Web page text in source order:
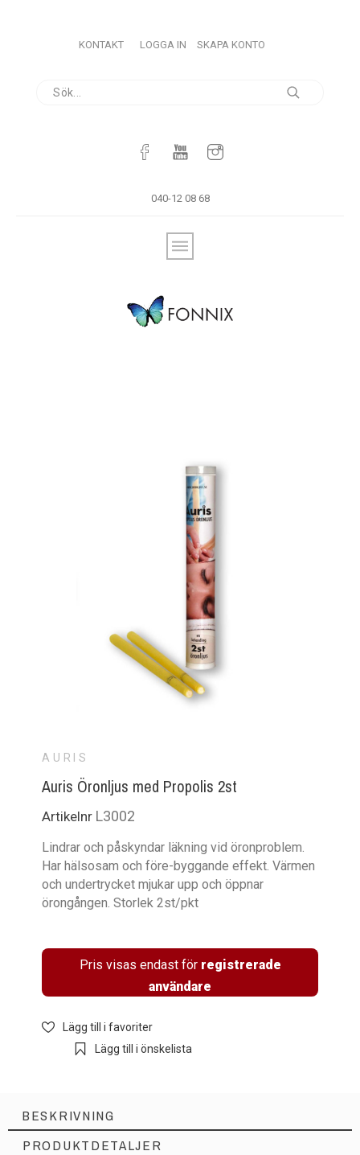
040-12 08 68
KONTAKT LOGGA IN SKAPA KONTO
AURIS
Auris Öronljus med Propolis 2st
Artikelnr L3002
Lindrar och påskyndar läkning vid öronproblem.
Har hälsosam och före-byggande effekt. Värmen
och undertrycket mjukar upp och öppnar
örongången. Storlek 2st/pkt
Pris visas endast för registrerade
användare
Lägg till i favoriter
Lägg till i önskelista
BESKRIVNING
PRODUKTDETALJER